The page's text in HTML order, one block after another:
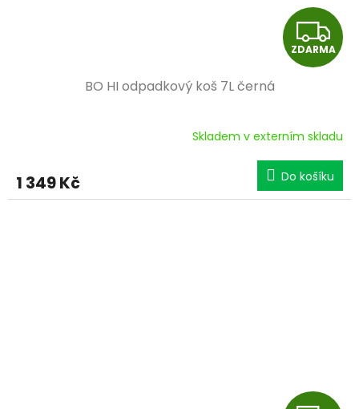
Z
D
R
M
A
ZDARMA
BO HI odpadkový koš 7L černá
Skladem v externím skladu
1 349 Kč Do košíku